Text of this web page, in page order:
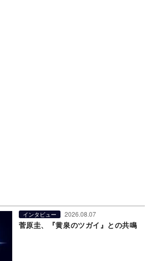
インタビュー 2026.08.07
菅原圭、『黄泉のツガイ』との共鳴